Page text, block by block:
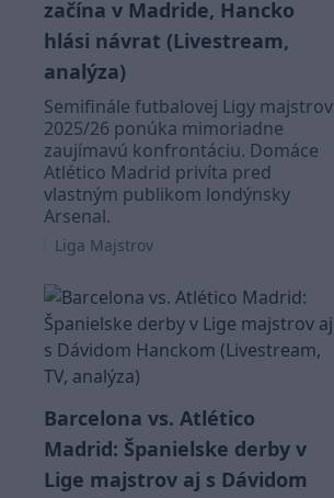
začína v Madride, Hancko
hlási návrat (Livestream,
analýza)
Semifinále futbalovej Ligy majstrov
2025/26 ponúka mimoriadne
zaujímavú konfrontáciu. Domáce
Atlético Madrid privíta pred
vlastným publikom londýnsky
Arsenal.
Liga Majstrov
Barcelona vs. Atlético
Madrid: Španielske derby v
Lige majstrov aj s Dávidom